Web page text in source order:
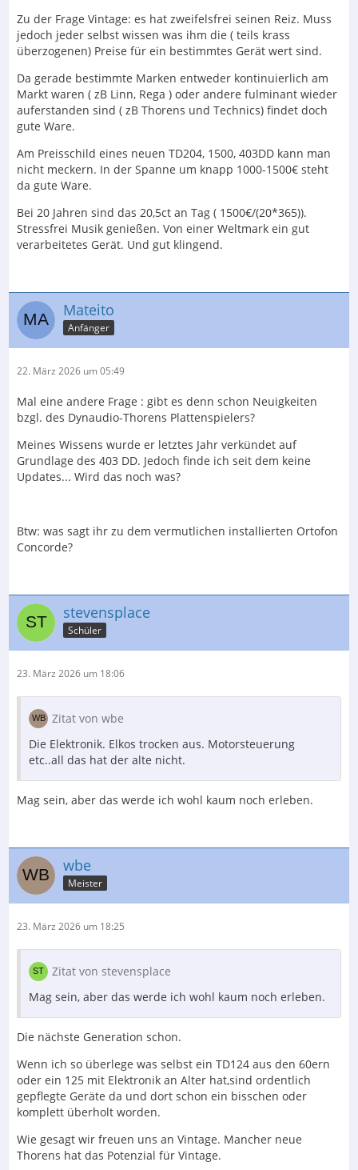
Zu der Frage Vintage: es hat zweifelsfrei seinen Reiz. Muss
jedoch jeder selbst wissen was ihm die ( teils krass
überzogenen) Preise für ein bestimmtes Gerät wert sind.
Da gerade bestimmte Marken entweder kontinuierlich am
Markt waren ( zB Linn, Rega ) oder andere fulminant wieder
auferstanden sind ( zB Thorens und Technics) findet doch
gute Ware.
Am Preisschild eines neuen TD204, 1500, 403DD kann man
nicht meckern. In der Spanne um knapp 1000-1500€ steht
da gute Ware.
Bei 20 Jahren sind das 20,5ct an Tag ( 1500€/(20*365)).
Stressfrei Musik genießen. Von einer Weltmark ein gut
verarbeitetes Gerät. Und gut klingend.
Mateito
Anfänger
22. März 2026 um 05:49
Mal eine andere Frage : gibt es denn schon Neuigkeiten
bzgl. des Dynaudio-Thorens Plattenspielers?
Meines Wissens wurde er letztes Jahr verkündet auf
Grundlage des 403 DD. Jedoch finde ich seit dem keine
Updates... Wird das noch was?
Btw: was sagt ihr zu dem vermutlichen installierten Ortofon
Concorde?
stevensplace
Schüler
23. März 2026 um 18:06
Zitat von wbe
Die Elektronik. Elkos trocken aus. Motorsteuerung
etc..all das hat der alte nicht.
Mag sein, aber das werde ich wohl kaum noch erleben.
wbe
Meister
23. März 2026 um 18:25
Zitat von stevensplace
Mag sein, aber das werde ich wohl kaum noch erleben.
Die nächste Generation schon.
Wenn ich so überlege was selbst ein TD124 aus den 60ern
oder ein 125 mit Elektronik an Alter hat,sind ordentlich
gepflegte Geräte da und dort schon ein bisschen oder
komplett überholt worden.
Wie gesagt wir freuen uns an Vintage. Mancher neue
Thorens hat das Potenzial für Vintage.